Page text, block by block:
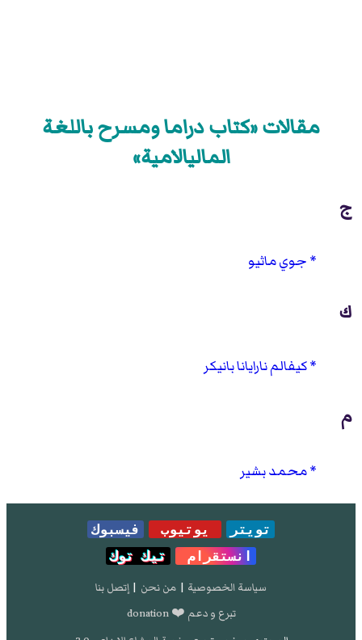
مقالات «كتاب دراما ومسرح باللغة
الماليالامية»
ج
جوي ماثيو
ك
كيفالم نارايانا بانيكر
م
محمد بشير
تويتر يوتيوب
فيسبوك
انستقرام
تيك توك
سياسة الخصوصية | من نحن | إتصل بنا
تبرع و دعم ❤️ donation